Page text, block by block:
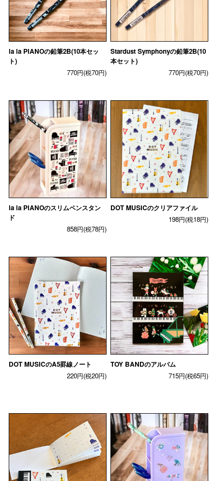
la la PIANOの鉛筆2B(10本セッ
ト)
770円(税70円)
Stardust Symphonyの鉛筆2B(10
本セット)
770円(税70円)
la la PIANOのスリムペンスタン
ド
858円(税78円)
DOT MUSICのクリアファイル
198円(税18円)
DOT MUSICのA5罫線ノート
220円(税20円)
TOY BANDのアルバム
715円(税65円)